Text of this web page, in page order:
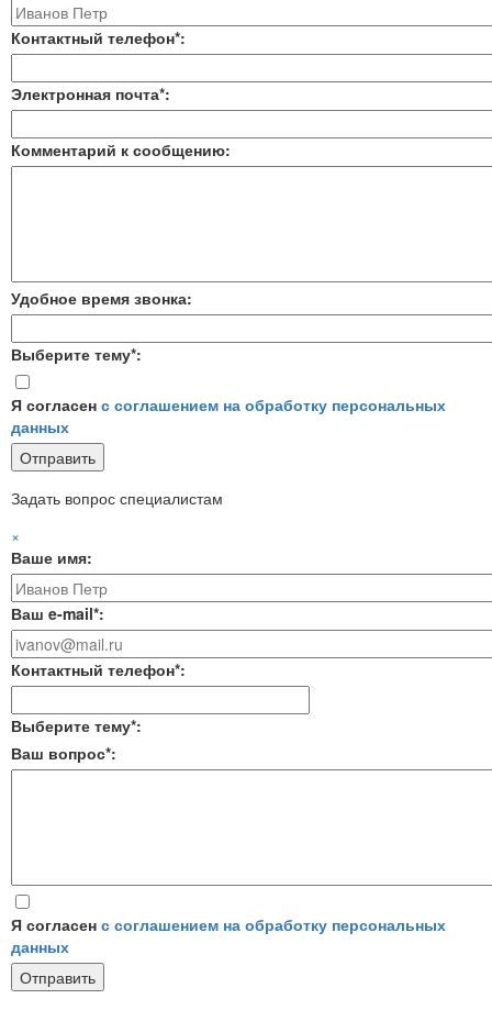
Контактный телефон*:
Электронная почта*:
Комментарий к сообщению:
Удобное время звонка:
Выберите тему*:
Я согласен с соглашением на обработку персональных
данных
Задать вопрос специалистам
×
Ваше имя:
Ваш e-mail*:
Контактный телефон*:
Выберите тему*:
Ваш вопрос*:
Я согласен с соглашением на обработку персональных
данных